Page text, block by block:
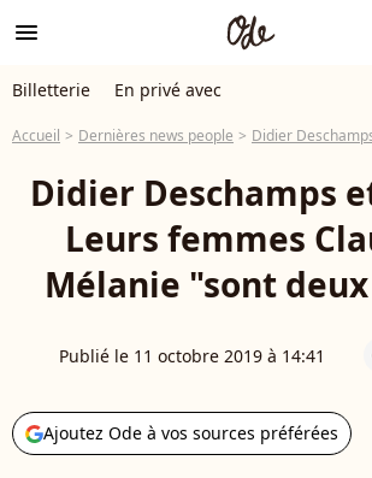
menu
Billetterie En privé avec
Accueil Dernières news people Didier
Didier Deschamps
Leurs femmes
Mélanie "sont
Publié le 11 octobre 2019 à 14:41
Ajoutez Ode à vos sources préférées